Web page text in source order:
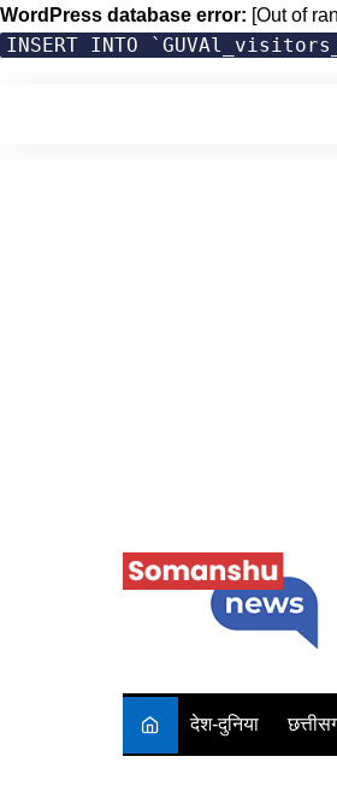
WordPress database error: [Out of
INSERT INTO
देश-दुनिया